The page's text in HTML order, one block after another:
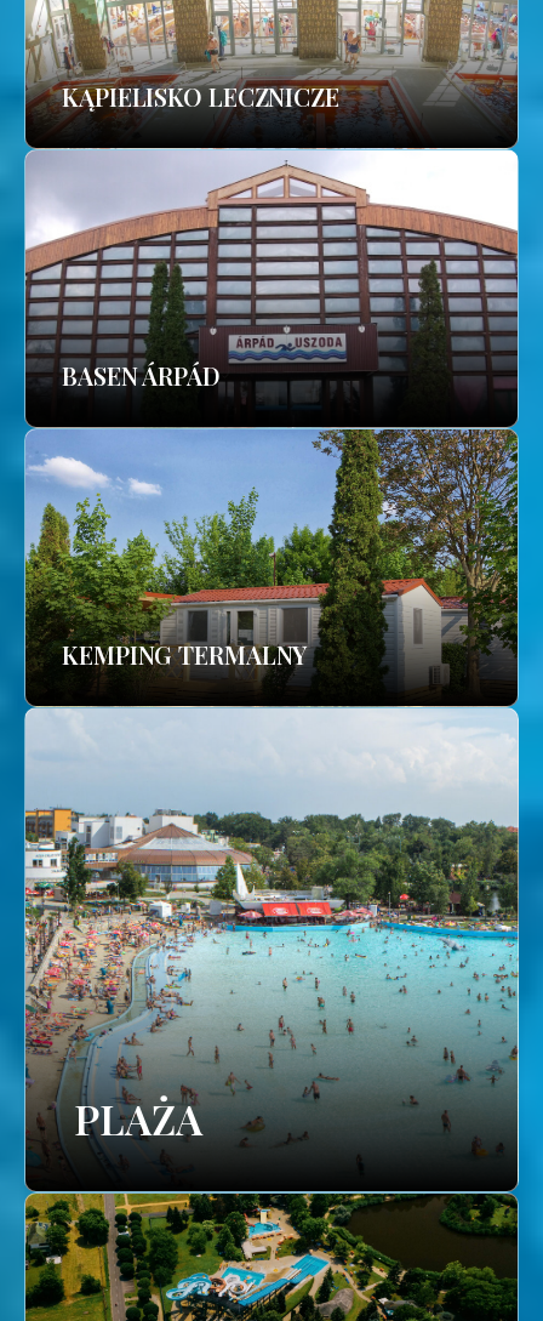
KĄPIELISKO LECZNICZE
BASEN ÁRPÁD
KEMPING TERMALNY
PLAŻA